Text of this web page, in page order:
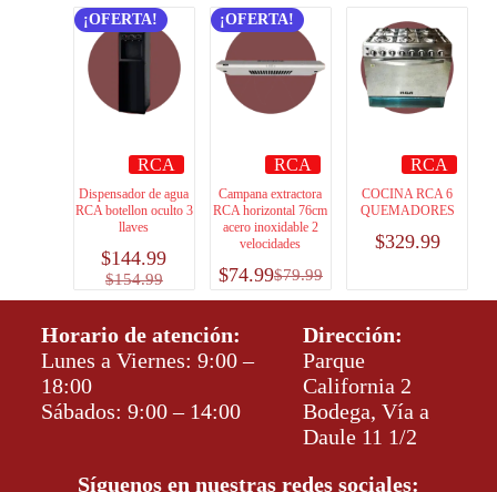
¡OFERTA!
RCA
Dispensador de agua
RCA botellon oculto 3
llaves
$154.99
$144.99
¡OFERTA!
RCA
Campana extractora
RCA horizontal 76cm
acero inoxidable 2
velocidades
$79.99
$74.99
RCA
COCINA RCA 6
QUEMADORES
$329.99
Horario de atención:
Lunes a Viernes: 9:00 –
18:00
Sábados: 9:00 – 14:00
Dirección:
Parque
California 2
Bodega, Vía a
Daule 11 1/2
Síguenos en nuestras redes sociales: